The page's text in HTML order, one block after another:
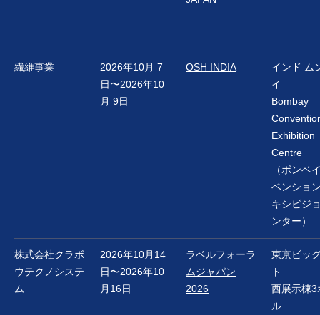
繊維事業
2026年10月 7
日〜2026年10
月 9日
OSH INDIA
インド ム
イ
Bombay
Exhibition
Centre
（ボンベ
ベンショ
キシビジ
ンター）
株式会社クラボ
ウテクノシステ
ム
2026年10月14
日〜2026年10
月16日
ラベルフォーラ
ムジャパン
2026
東京ビッ
ト
西展示棟3
ル